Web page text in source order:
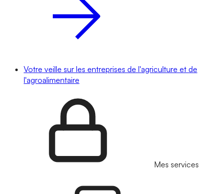
Votre veille sur les entreprises de l'agriculture et de
l'agroalimentaire
Mes services